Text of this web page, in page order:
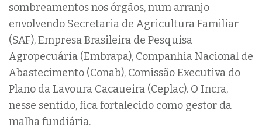
sombreamentos nos órgãos, num arranjo
envolvendo Secretaria de Agricultura Familiar
(SAF), Empresa Brasileira de Pesquisa
Agropecuária (Embrapa), Companhia Nacional de
Abastecimento (Conab), Comissão Executiva do
Plano da Lavoura Cacaueira (Ceplac). O Incra,
nesse sentido, fica fortalecido como gestor da
malha fundiária.